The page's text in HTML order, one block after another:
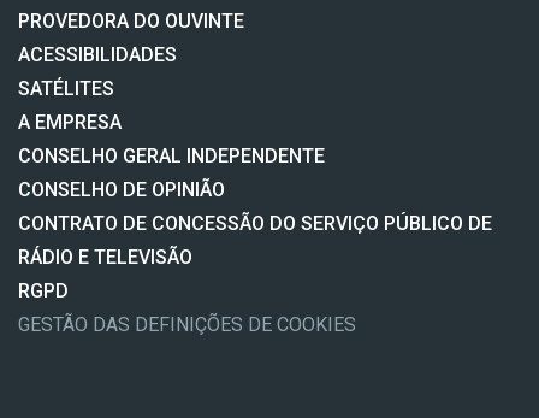
PROVEDORA DO OUVINTE
ACESSIBILIDADES
SATÉLITES
A EMPRESA
CONSELHO GERAL INDEPENDENTE
CONSELHO DE OPINIÃO
CONTRATO DE CONCESSÃO DO SERVIÇO PÚBLICO DE
RÁDIO E TELEVISÃO
RGPD
GESTÃO DAS DEFINIÇÕES DE COOKIES